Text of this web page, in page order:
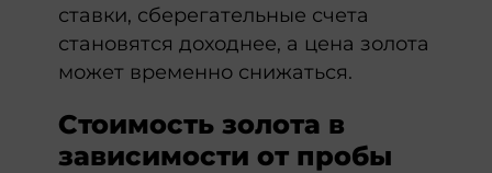
ставки, сберегательные счета
становятся доходнее, а цена золота
может временно снижаться.
Стоимость золота в
зависимости от пробы